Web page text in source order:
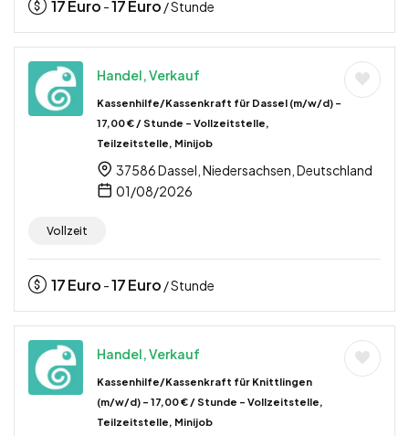
17Euro -17Euro / Stunde
Handel, Verkauf
Kassenhilfe/Kassenkraft für Dassel (m/w/d) –
17,00 € / Stunde – Vollzeitstelle,
Teilzeitstelle, Minijob
37586 Dassel, Niedersachsen, Deutschland
01/08/2026
Vollzeit
17Euro -17Euro / Stunde
Handel, Verkauf
Kassenhilfe/Kassenkraft für Knittlingen
(m/w/d) – 17,00 € / Stunde – Vollzeitstelle,
Teilzeitstelle, Minijob